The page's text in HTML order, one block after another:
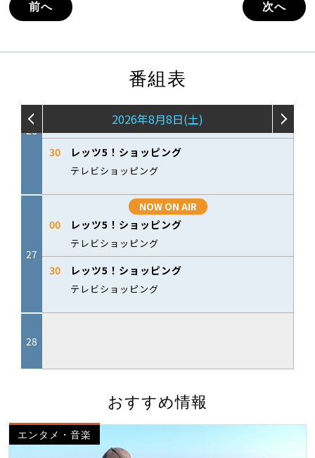
前へ 次へ
番組表
おすすめ情報
エンタメ・音楽